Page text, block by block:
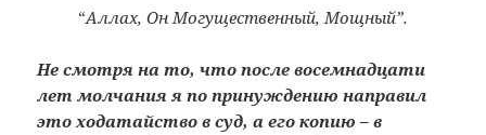
“Аллах, Он Могущественный, Мощный”.
Не смотря на то, что после восемнадцати
лет молчания я по принуждению направил
это ходатайство в суд, а его копию – в